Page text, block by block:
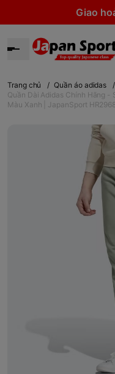
Giao
Trang chủ / Quần áo adidas
/
Quần Dài Adidas Chính Hãng -
Màu Xanh | JapanSport HR2968